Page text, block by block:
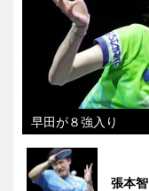
早田が８強入り
張本